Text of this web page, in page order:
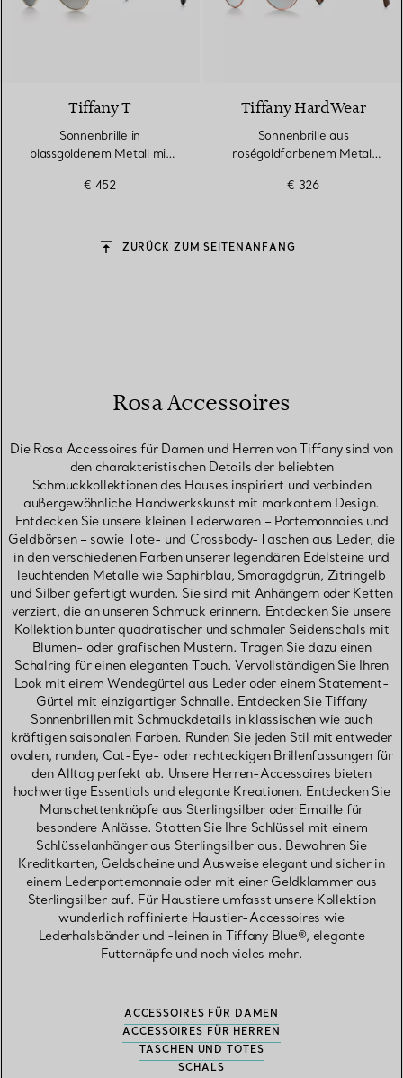
Tiffany T
Sonnenbrille in
blassgoldenem Metall mit
Farbverlauf
€ 452
Tiffany HardWear
Sonnenbrille aus
roségoldfarbenem Metall
€ 326
ZURÜCK ZUM SEITENANFANG
Rosa Accessoires
Die Rosa Accessoires für Damen und Herren von Tiffany sind von
den charakteristischen Details der beliebten
Schmuckkollektionen des Hauses inspiriert und verbinden
außergewöhnliche Handwerkskunst mit markantem Design.
Entdecken Sie unsere kleinen Lederwaren – Portemonnaies und
Geldbörsen – sowie Tote- und Crossbody-Taschen aus Leder, die
in den verschiedenen Farben unserer legendären Edelsteine und
leuchtenden Metalle wie Saphirblau, Smaragdgrün, Zitringelb
und Silber gefertigt wurden. Sie sind mit Anhängern oder Ketten
verziert, die an unseren Schmuck erinnern. Entdecken Sie unsere
Kollektion bunter quadratischer und schmaler Seidenschals mit
Blumen- oder grafischen Mustern. Tragen Sie dazu einen
Schalring für einen eleganten Touch. Vervollständigen Sie Ihren
Look mit einem Wendegürtel aus Leder oder einem Statement-
Gürtel mit einzigartiger Schnalle. Entdecken Sie Tiffany
Sonnenbrillen mit Schmuckdetails in klassischen wie auch
kräftigen saisonalen Farben. Runden Sie jeden Stil mit entweder
ovalen, runden, Cat-Eye- oder rechteckigen Brillenfassungen für
den Alltag perfekt ab. Unsere Herren-Accessoires bieten
hochwertige Essentials und elegante Kreationen. Entdecken Sie
Manschettenknöpfe aus Sterlingsilber oder Emaille für
besondere Anlässe. Statten Sie Ihre Schlüssel mit einem
Schlüsselanhänger aus Sterlingsilber aus. Bewahren Sie
Kreditkarten, Geldscheine und Ausweise elegant und sicher in
einem Lederportemonnaie oder mit einer Geldklammer aus
Sterlingsilber auf. Für Haustiere umfasst unsere Kollektion
wunderlich raffinierte Haustier-Accessoires wie
Lederhalsbänder und -leinen in Tiffany Blue®, elegante
Futternäpfe und noch vieles mehr.
ACCESSOIRES FÜR DAMEN
ACCESSOIRES FÜR HERREN
TASCHEN UND TOTES
SCHALS